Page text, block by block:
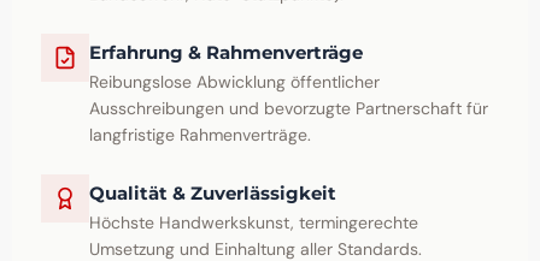
Erfahrung & Rahmenverträge
Reibungslose Abwicklung öffentlicher
Ausschreibungen und bevorzugte Partnerschaft für
langfristige Rahmenverträge.
Qualität & Zuverlässigkeit
Höchste Handwerkskunst, termingerechte
Umsetzung und Einhaltung aller Standards.